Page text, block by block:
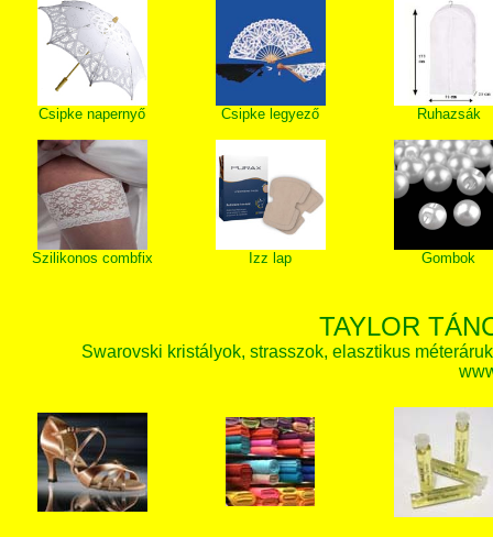
Csipke napernyő Csipke legyező Ruhazsák
Szilikonos combfix Izz lap Gombok
TAYLOR
Swarovski kristályok, strasszok, elasztikus